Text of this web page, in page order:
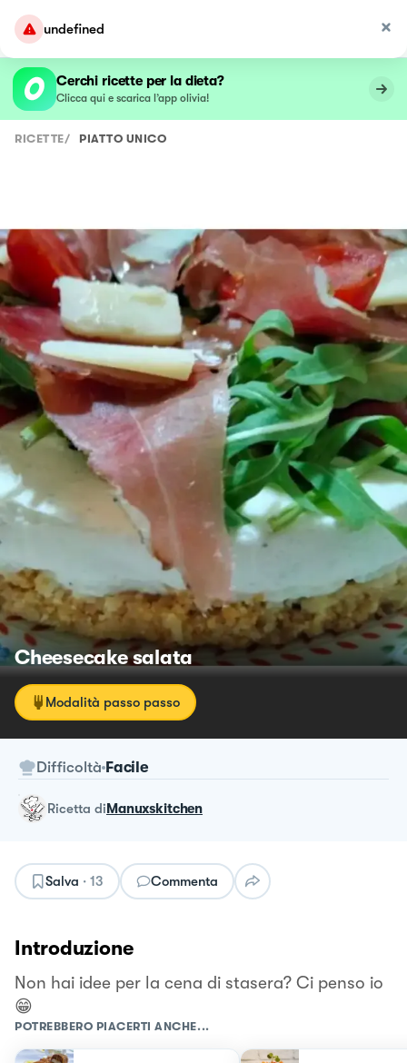
undefined
Cerchi ricette per la dieta?
Clicca qui e scarica l’app olivia!
RICETTE/ PIATTO UNICO
Cheesecake salata
Modalità passo passo
Difficoltà Facile
ricetta diManuxskitchen
Salva · 13 Commenta
Introduzione
Non hai idee per la cena di stasera? Ci penso io
😁
POTREBBERO PIACERTI ANCHE...